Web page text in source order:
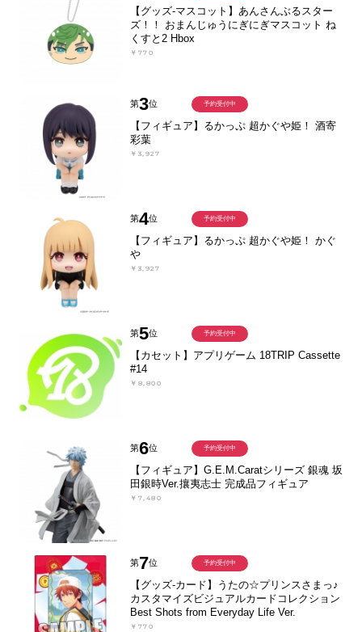
【グッズ-マスコット】あんさんぶるスター
ズ！！ おまんじゅうにぎにぎマスコット ね
くすと2 Hbox
￥770
第3位
【フィギュア】るかっぷ 超かぐや姫！ 酒寄
彩葉
￥3,927
予約受付中
第4位
【フィギュア】るかっぷ 超かぐや姫！ かぐ
や
￥3,927
予約受付中
第5位
【カセット】アプリゲーム 18TRIP Cassette
#14
￥8,800
予約受付中
第6位
【フィギュア】G.E.M.Caratシリーズ 銀魂 坂
田銀時Ver.攘夷志士 完成品フィギュア
￥7,480
予約受付中
第7位
【グッズ-カード】うたの☆プリンスさまっ♪
カスタマイズビジュアルカードコレクション
Best Shots from Everyday Life Ver.
￥770
予約受付中